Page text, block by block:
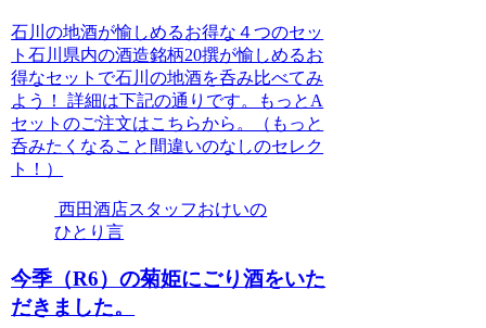
石川の地酒が愉しめるお得な４つのセッ
ト石川県内の酒造銘柄20撰が愉しめるお
得なセットで石川の地酒を呑み比べてみ
よう！ 詳細は下記の通りです。もっとA
セットのご注文はこちらから。（もっと
呑みたくなること間違いのなしのセレク
ト！）
西田酒店スタッフおけいの
ひとり言
今季（R6）の菊姫にごり酒をいた
だきました。